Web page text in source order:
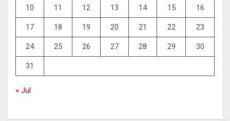
10 11 12 13 14 15 16
17 18 19 20 21 22 23
24 25 26 27 28 29 30
31
« Jul